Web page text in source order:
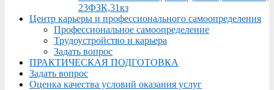
23ФЗК,31кз
Центр карьеры и профессионального самоопределения
Профессиональное самоопределение
Трудоустройство и карьера
Задать вопрос
ПРАКТИЧЕСКАЯ ПОДГОТОВКА
Задать вопрос
Оценка качества условий оказания услуг